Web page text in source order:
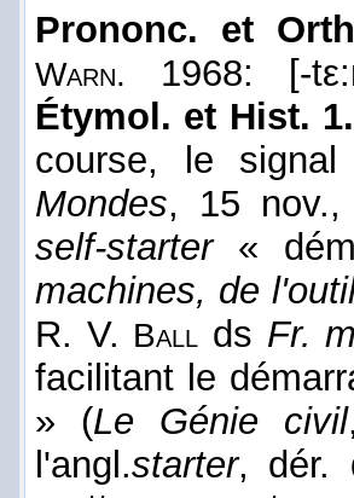
Prononc. et
Warn.
1968: [-
Étymol. et Hist. 1.
course, le
Mondes, 15
self-starter«
machines, de
R. V. Ball ds Fr.
facilitant le
» (Le Génie civil
l'angl.starter,